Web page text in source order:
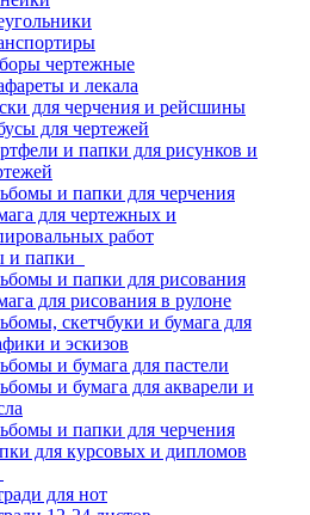
чертежные
и лекала
для черчения и рейсшины
для чертежей
и папки для рисунков и
и папки для черчения
для чертежных и
работ
и папки
и папки для рисования
для рисования в рулоне
скетчбуки и бумага для
и эскизов
и бумага для пастели
и бумага для акварели и
и папки для черчения
для курсовых и дипломов
для нот